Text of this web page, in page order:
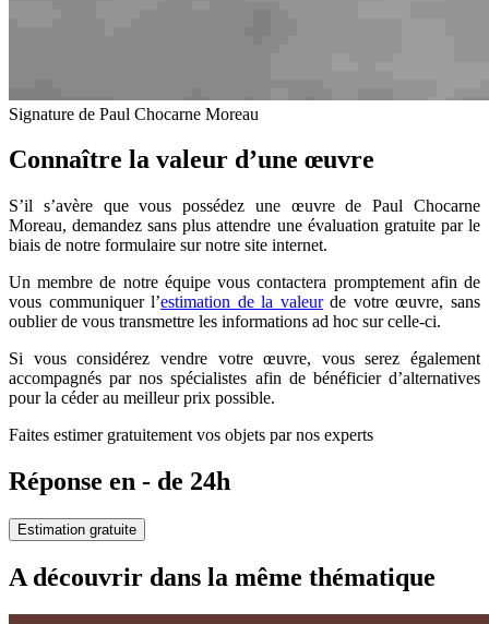
Signature de Paul Chocarne Moreau
Connaître la valeur d’une œuvre
S’il s’avère que vous possédez une œuvre de Paul Chocarne
Moreau, demandez sans plus attendre une évaluation gratuite par le
biais de notre formulaire sur notre site internet.
Un membre de notre équipe vous contactera promptement afin de
vous communiquer l’estimation de la valeurde votre œuvre, sans
oublier de vous transmettre les informations ad hoc sur celle-ci.
Si vous considérez vendre votre œuvre, vous serez également
accompagnés par nos spécialistes afin de bénéficier d’alternatives
pour la céder au meilleur prix possible.
Faites estimer gratuitement vos objets par nos experts
Réponse en - de 24h
Estimation gratuite
A découvrir dans la même thématique